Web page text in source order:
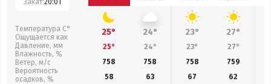
Температура С°
Ощущается как
Давление, мм
Влажность, %
Ветер, м/с
Вероятность
осадков, %
25° 24° 23° 27°
25° 24° 23° 27°
758
758 758 759
58
63 67 62